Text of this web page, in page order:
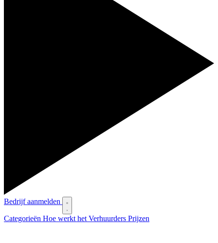
Bedrijf aanmelden
Categorieën Hoe werkt het Verhuurders Prijzen